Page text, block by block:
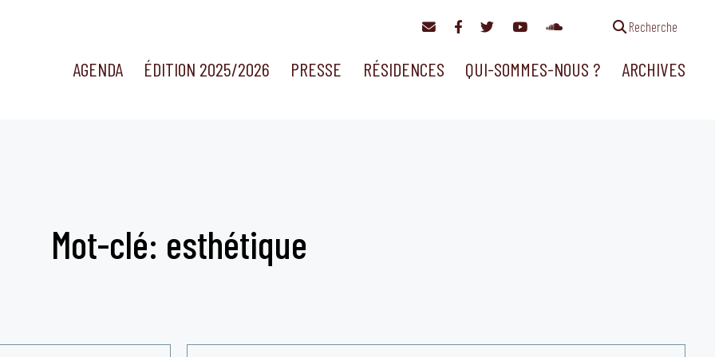
Recherche
AGENDA ÉDITION 2025/2026 PRESSE RÉSIDENCES QUI-SOMMES-NOUS ? ARCHIVES
Mot-clé: esthétique